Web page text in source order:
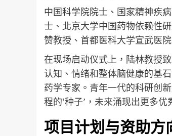
中国科学院院士、国家精神疾
士、北京大学中国药物依赖性
赞教授、首都医科大学宣武医
在现场启动仪式上，陆林教授
认知、情绪和整体脑健康的基
药学专家。青年一代的科研创
程的‘种子’，未来涌现出更多
项目计划与资助方